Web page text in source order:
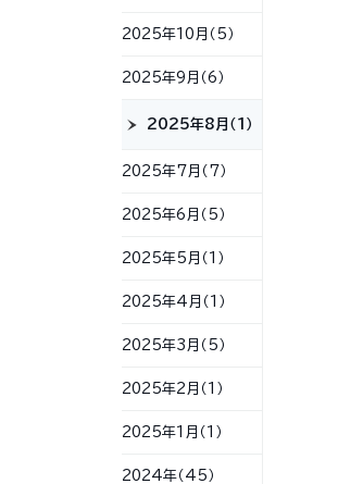
2025年10月（5）
2025年9月（6）
2025年8月（1）
2025年7月（7）
2025年6月（5）
2025年5月（1）
2025年4月（1）
2025年3月（5）
2025年2月（1）
2025年1月（1）
2024年（45）